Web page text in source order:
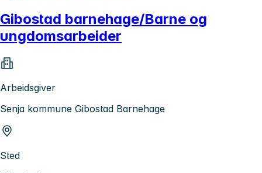
Gibostad barnehage/Barne og
ungdomsarbeider
Arbeidsgiver
Senja kommune Gibostad Barnehage
Sted